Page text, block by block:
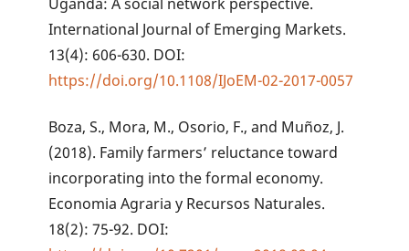
International Journal of Emerging Markets.
13(4): 606-630. DOI:
https://doi.org/10.1108/IJoEM-02-2017-0057
Boza, S., Mora, M., Osorio, F., and Muñoz, J.
(2018). Family farmers’ reluctance toward
incorporating into the formal economy.
Economia Agraria y Recursos Naturales.
18(2): 75-92. DOI: